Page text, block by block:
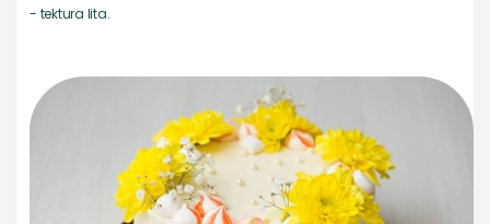
- tektura lita.